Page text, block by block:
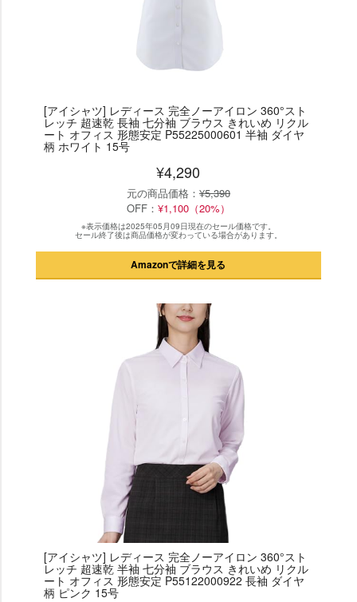
[アイシャツ] レディース 完全ノーアイロン 360°スト
レッチ 超速乾 長袖 七分袖 ブラウス きれいめ リクル
ート オフィス 形態安定 P55225000601 半袖 ダイヤ
柄 ホワイト 15号
¥4,290
元の商品価格： ¥5,390
OFF： ¥1,100（20%）
※表示価格は2025年05月09日現在のセール価格です。
セール終了後は商品価格が変わっている場合があります。
Amazonで詳細を見る
[アイシャツ] レディース 完全ノーアイロン 360°スト
レッチ 超速乾 半袖 七分袖 ブラウス きれいめ リクル
ート オフィス 形態安定 P55122000922 長袖 ダイヤ
柄 ピンク 15号